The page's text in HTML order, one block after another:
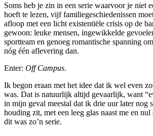
Soms heb je zin in een serie waarvoor je niet
hoeft te lezen, vijf familiegeschiedenissen
afloop met een licht existentiële crisis op de
gewoon: leuke mensen, ingewikkelde
sportteam en genoeg romantische spanning
nóg één aflevering dan.
Enter: Off Campus.
Ik begon eraan met het idee dat ik wel even
was. Dat is natuurlijk altijd gevaarlijk, want
in mijn geval meestal dat ik drie uur later nog
houding zit, met een leeg glas naast me en
dit was zo’n serie.